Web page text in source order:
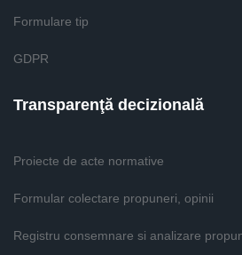
Formulare tip
GDPR
Transparenţă decizională
Proiecte de acte normative
Formular colectare propuneri, opinii
Registru consemnare si analizare